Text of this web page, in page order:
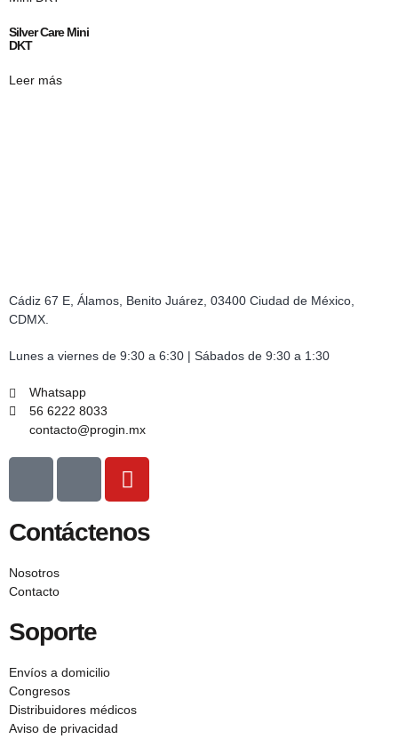
Silver Care Mini
DKT
Leer más
Cádiz 67 E, Álamos, Benito Juárez, 03400 Ciudad de México,
CDMX.
Lunes a viernes de 9:30 a 6:30 | Sábados de 9:30 a 1:30
Whatsapp
56 6222 8033
contacto@progin.mx
Contáctenos
Nosotros
Contacto
Soporte
Envíos a domicilio
Congresos
Distribuidores médicos
Aviso de privacidad